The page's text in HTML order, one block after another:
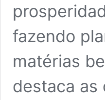
fazendo
matérias
destaca as